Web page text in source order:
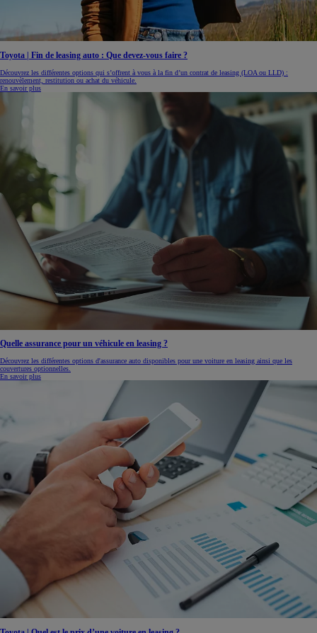
Toyota | Fin de leasing auto : Que devez-vous faire ?
Découvrez les différentes options qui s’offrent à vous à la fin d’un contrat de leasing (LOA ou LLD) :
renouvèlement, restitution ou achat du véhicule.
En savoir plus
Quelle assurance pour un véhicule en leasing ?
Découvrez les différentes options d'assurance auto disponibles pour une voiture en leasing ainsi que les
couvertures optionnelles.
En savoir plus